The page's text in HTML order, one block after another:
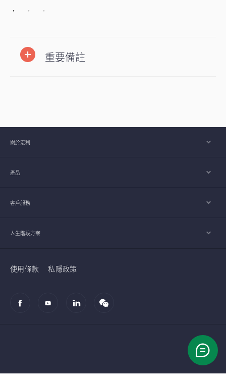
重要備註
關於宏利
產品
客戶服務
人生階段方案
使用條款 私隱政策